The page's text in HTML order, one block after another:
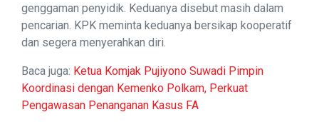
genggaman penyidik. Keduanya disebut masih dalam
pencarian. KPK meminta keduanya bersikap kooperatif
dan segera menyerahkan diri.
Baca juga: Ketua Komjak Pujiyono Suwadi Pimpin
Koordinasi dengan Kemenko Polkam, Perkuat
Pengawasan Penanganan Kasus FA